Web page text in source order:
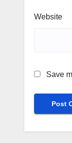
Website
Save